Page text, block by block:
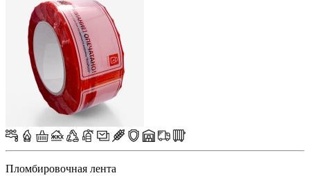
Пломбировочная лента